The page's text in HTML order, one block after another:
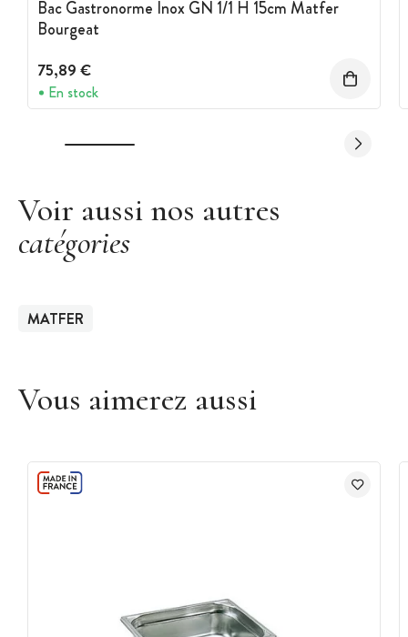
Bac Gastronorme Inox GN 1/1 H 15cm Matfer
Bourgeat
75,89 €
En stock
Voir aussi nos autres
catégories
MATFER
Vous aimerez aussi